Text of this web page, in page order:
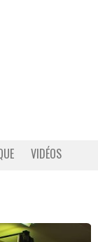
VIDÉOS